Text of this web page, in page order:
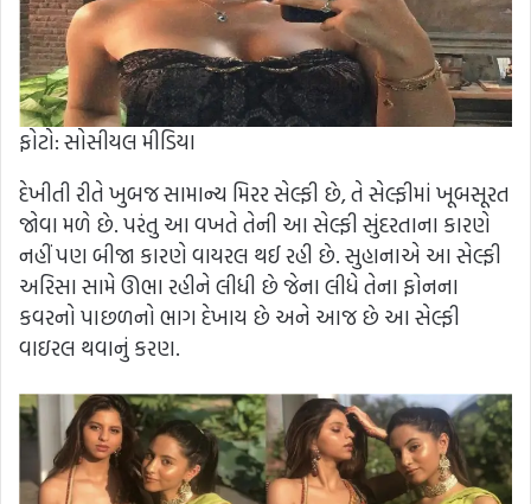
ફોટો: સોસીયલ મીડિયા
દેખીતી રીતે ખુબજ સામાન્ય મિરર સેલ્ફી છે, તે સેલ્ફીમાં ખૂબસૂરત
જોવા મળે છે. પરંતુ આ વખતે તેની આ સેલ્ફી સુંદરતાના કારણે
નહીં પણ બીજા કારણે વાયરલ થઈ રહી છે. સુહાનાએ આ સેલ્ફી
અરિસા સામે ઊભા રહીને લીધી છે જેના લીધે તેના ફોનના
કવરનો પાછળનો ભાગ દેખાય છે અને આજ છે આ સેલ્ફી
વાઇરલ થવાનું કરણ.